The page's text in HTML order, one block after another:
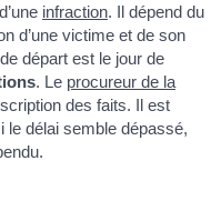
infraction. Il dépend du
d’une victime et de son
départ est le jour de
. Le procureur de la
des faits. Il est
le délai semble dépassé,